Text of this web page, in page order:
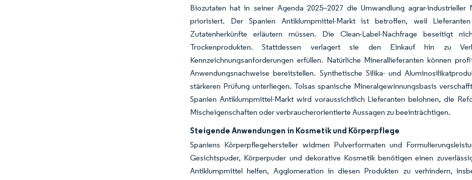
Biozutaten hat in seiner Agenda 2025–2027 die Umwandlung agrar-
priorisiert. Der Spanien Antiklumpmittel-Markt ist betroffen, weil
Zutatenherkünfte erläutern müssen. Die Clean-Label-Nachfrage beseitigt
Trockenprodukten. Stattdessen verlagert sie den Einkauf hin zu
Kennzeichnungsanforderungen erfüllen. Natürliche Minerallieferanten können
Anwendungsnachweise bereitstellen. Synthetische Silika- und
stärkeren Prüfung unterliegen. Tolsas spanische Mineralgewinnungsbasis
Spanien Antiklumpmittel-Markt wird voraussichtlich Lieferanten belohnen, die
Mischeigenschaften oder verbraucherorientierte Aussagen zu beeinträchtigen.
Steigende Anwendungen in Kosmetik und Körperpflege
Spaniens Körperpflegehersteller widmen Pulverformaten und
Gesichtspuder, Körperpuder und dekorative Kosmetik benötigen einen
Antiklumpmittel helfen, Agglomeration in diesen Produkten zu verhindern,